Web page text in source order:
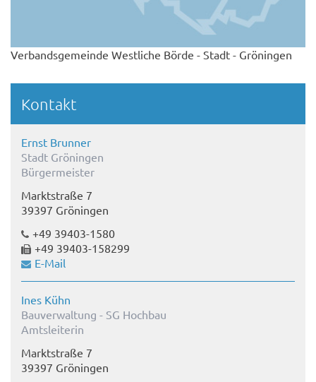
Verbandsgemeinde Westliche Börde - Stadt - Gröningen
Kontakt
Ernst Brunner
Stadt Gröningen
Bürgermeister
Marktstraße 7
39397 Gröningen
+49 39403-1580
+49 39403-158299
E-Mail
Ines Kühn
Bauverwaltung - SG Hochbau
Amtsleiterin
Marktstraße 7
39397 Gröningen